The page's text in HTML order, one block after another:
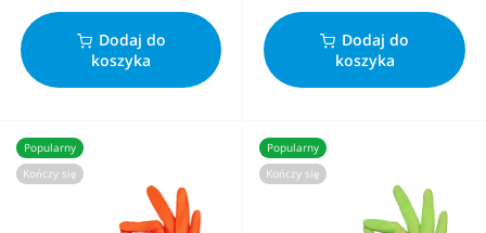
Dodaj do
koszyka
Dodaj do
koszyka
Popularny
Kończy się
Popularny
Kończy się